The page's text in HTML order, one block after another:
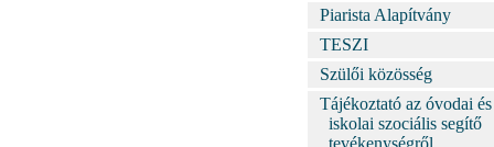
Piarista Alapítvány
TESZI
Szülői közösség
Tájékoztató az óvodai és
iskolai szociális segítő
tevékenységről